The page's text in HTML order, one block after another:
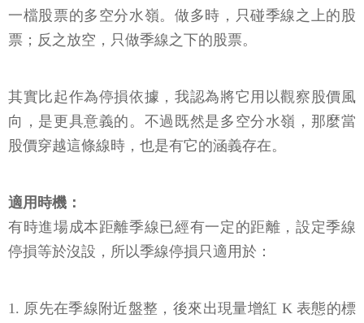
一檔股票的多空分水嶺。做多時，只碰季線之上的股
票；反之放空，只做季線之下的股票。
其實比起作為停損依據，我認為將它用以觀察股價風
向，是更具意義的。不過既然是多空分水嶺，那麼當
股價穿越這條線時，也是有它的涵義存在。
適用時機：
有時進場成本距離季線已經有一定的距離，設定季線
停損等於沒設，所以季線停損只適用於：
1. 原先在季線附近盤整，後來出現量增紅 K 表態的標